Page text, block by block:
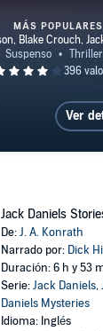
MÁS POPULARES
Ver
Jack Daniels
De:J. A. Konrath
Narrado por: Dick
Duración: 6 h y 53
Serie:Jack Daniels,
Daniels Mysteries
Idioma: Inglés